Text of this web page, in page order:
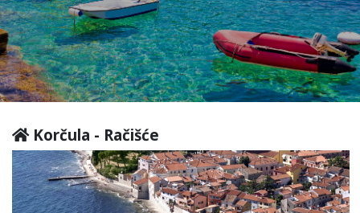
Korčula - Račišće